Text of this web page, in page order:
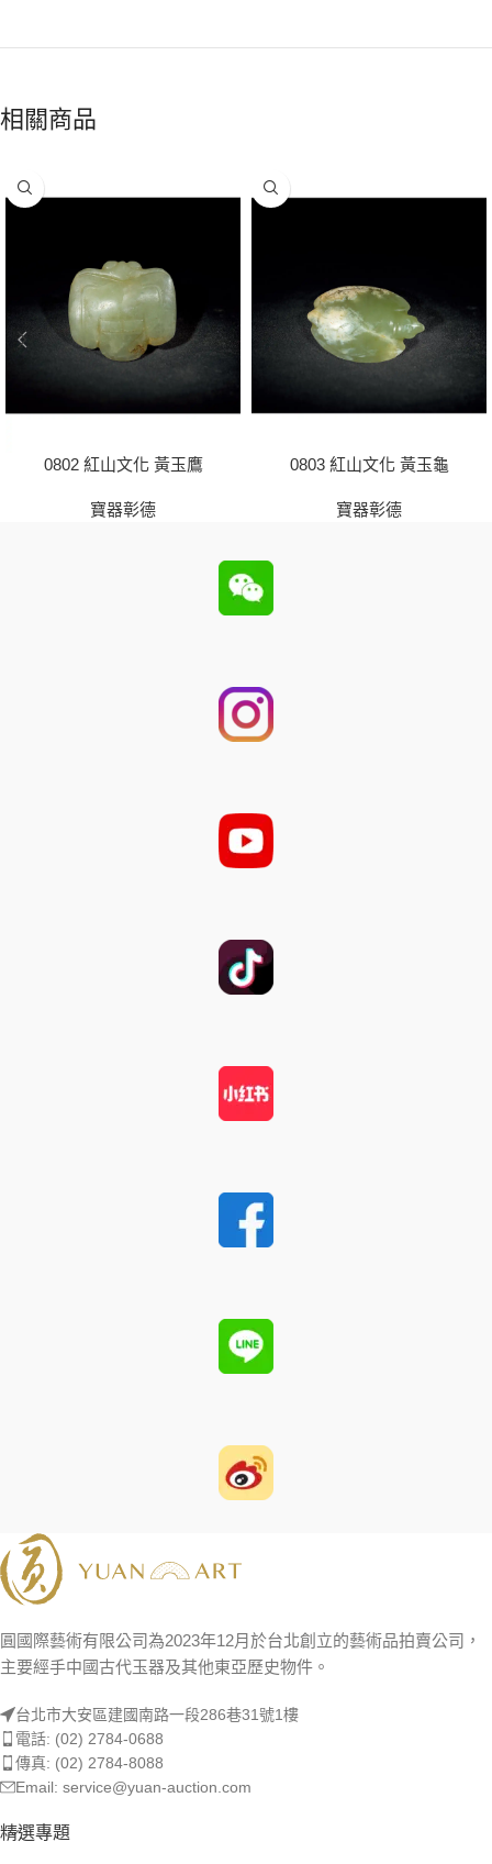
相關商品
0802 紅山文化 黃玉鷹
寶器彰德
0803 紅山文化 黃玉龜
寶器彰德
圓國際藝術有限公司為2023年12月於台北創立的藝術品拍賣公司，
主要經手中國古代玉器及其他東亞歷史物件。
台北市大安區建國南路一段286巷31號1樓
電話: (02) 2784-0688
傳真: (02) 2784-8088
Email: service@yuan-auction.com
精選專題